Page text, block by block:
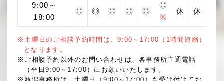
9:00～
18:00
◎ ◎ ◎ ◎ ◎
◎
※
休 休
※土曜日のご相談予約時間は、9:00～17:00（1時間短縮）
となります。
※ご相談予約以外のお問い合わせは、各事務所直通電話
（平日9:00～17:00）にお願いいたします。